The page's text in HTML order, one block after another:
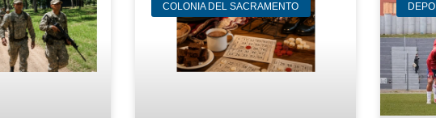
COLONIA DEL SACRAMENTO